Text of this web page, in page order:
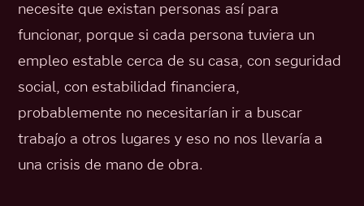
necesite que existan personas así para
funcionar, porque si cada persona tuviera un
empleo estable cerca de su casa, con seguridad
social, con estabilidad financiera,
probablemente no necesitarían ir a buscar
trabajo a otros lugares y eso no nos llevaría a
una crisis de mano de obra.